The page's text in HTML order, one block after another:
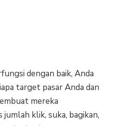
dengan baik, Anda
target pasar Anda dan
mereka
klik, suka, bagikan,